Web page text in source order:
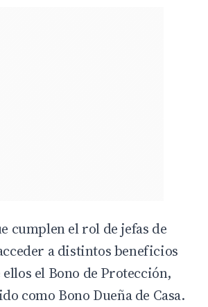
cumplen el rol de jefas de
a distintos beneficios
el Bono de Protección,
como Bono Dueña de Casa.